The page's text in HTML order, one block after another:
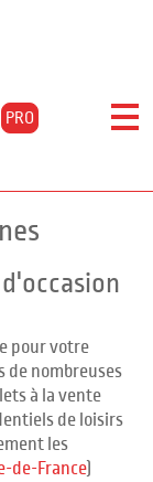
PRO
pour votre
de nombreuses
à la vente
de loisirs
les
de-France)